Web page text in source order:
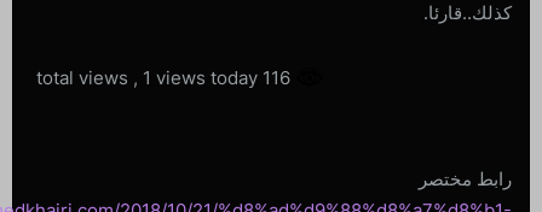
كذلك..قارئا.
, 1 views today
رابط مختصر